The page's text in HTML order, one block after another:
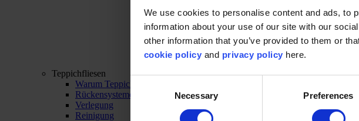
We use cookies to personalise content and ads, to
information about your use of our site with our
other information that you’ve provided to them or
cookie policy and privacy policy here.
Selection
Necessary Preferences
Teppichfliesen
Warum Teppichfliesen?
Rückensysteme
Verlegung
Reinigung